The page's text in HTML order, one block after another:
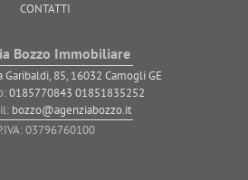
CONTATTI
Bozzo Immobiliare
Garibaldi, 85, 16032 Camogli GE
0185770843 01851835252
bozzo@agenziabozzo.it
03796760100